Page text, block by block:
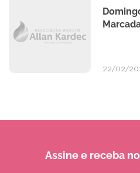
22/02/
Assine e receba